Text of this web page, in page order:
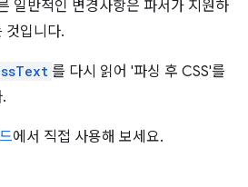
일반적인 변경사항은 파서가 지원하
것입니다.
를 다시 읽어 '파싱 후 CSS'를
에서 직접 사용해 보세요.